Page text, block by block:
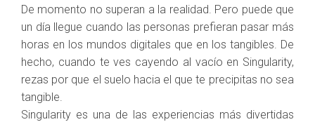
De momento no superan a la realidad. Pero puede que
un día llegue cuando las personas prefieran pasar más
horas en los mundos digitales que en los tangibles. De
hecho, cuando te ves cayendo al vacío en Singularity,
rezas por que el suelo hacia el que te precipitas no sea
tangible.
Singularity es una de las experiencias más divertidas